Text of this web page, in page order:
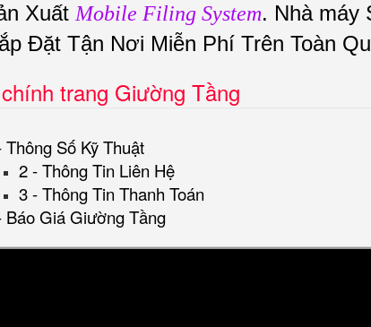
Xuất Mobile Filing System. Nhà máy
Đặt Tận Nơi Miễn Phí Trên Toàn
trang Giường Tầng
Thông Số Kỹ Thuật
2 - Thông Tin Liên Hệ
3 - Thông Tin Thanh Toán
Báo Giá Giường Tầng